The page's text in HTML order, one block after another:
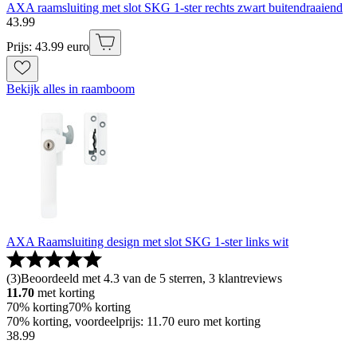
AXA raamsluiting met slot SKG 1-ster rechts zwart buitendraaiend
43.99
Prijs: 43.99 euro
Bekijk alles in raamboom
AXA Raamsluiting design met slot SKG 1-ster links wit
(3)Beoordeeld met 4.3 van de 5 sterren, 3 klantreviews
11.70 met korting
70% korting70% korting
70% korting, voordeelprijs: 11.70 euro met korting
38.99